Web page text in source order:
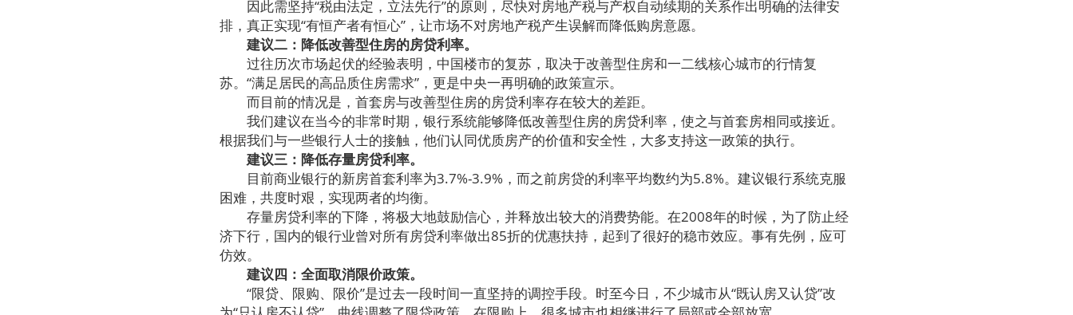
因此需坚持“税由法定，立法先行”的原则，尽快对房地产税与产权自动续期的关系作出明确的法律安
排，真正实现“有恒产者有恒心”，让市场不对房地产税产生误解而降低购房意愿。
建议二：降低改善型住房的房贷利率。
过往历次市场起伏的经验表明，中国楼市的复苏，取决于改善型住房和一二线核心城市的行情复
苏。“满足居民的高品质住房需求”，更是中央一再明确的政策宣示。
而目前的情况是，首套房与改善型住房的房贷利率存在较大的差距。
我们建议在当今的非常时期，银行系统能够降低改善型住房的房贷利率，使之与首套房相同或接近。
根据我们与一些银行人士的接触，他们认同优质房产的价值和安全性，大多支持这一政策的执行。
建议三：降低存量房贷利率。
目前商业银行的新房首套利率为3.7%-3.9%，而之前房贷的利率平均数约为5.8%。建议银行系统克服
困难，共度时艰，实现两者的均衡。
存量房贷利率的下降，将极大地鼓励信心，并释放出较大的消费势能。在2008年的时候，为了防止经
济下行，国内的银行业曾对所有房贷利率做出85折的优惠扶持，起到了很好的稳市效应。事有先例，应可
仿效。
建议四：全面取消限价政策。
“限贷、限购、限价”是过去一段时间一直坚持的调控手段。时至今日，不少城市从“既认房又认贷”改